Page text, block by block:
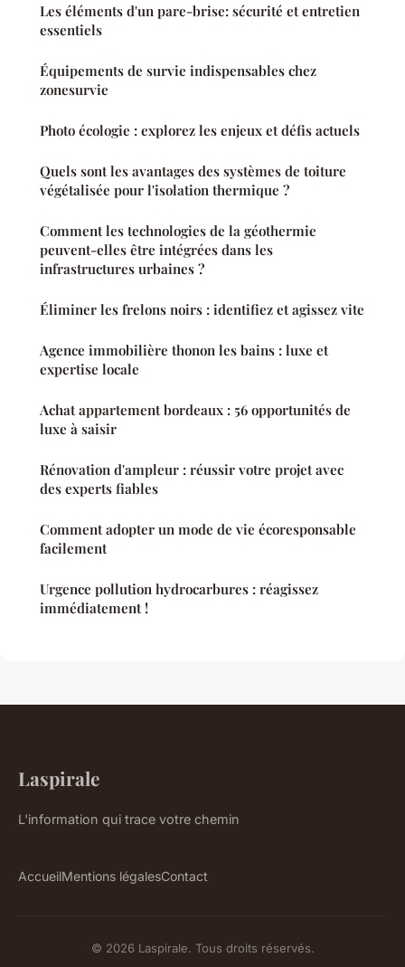
Les éléments d'un pare-brise: sécurité et entretien
essentiels
Équipements de survie indispensables chez
zonesurvie
Photo écologie : explorez les enjeux et défis actuels
Quels sont les avantages des systèmes de toiture
végétalisée pour l'isolation thermique ?
Comment les technologies de la géothermie
peuvent-elles être intégrées dans les
infrastructures urbaines ?
Éliminer les frelons noirs : identifiez et agissez vite
Agence immobilière thonon les bains : luxe et
expertise locale
Achat appartement bordeaux : 56 opportunités de
luxe à saisir
Rénovation d'ampleur : réussir votre projet avec
des experts fiables
Comment adopter un mode de vie écoresponsable
facilement
Urgence pollution hydrocarbures : réagissez
immédiatement !
Laspirale
L'information qui trace votre chemin
AccueilMentions légalesContact
© 2026 Laspirale. Tous droits réservés.